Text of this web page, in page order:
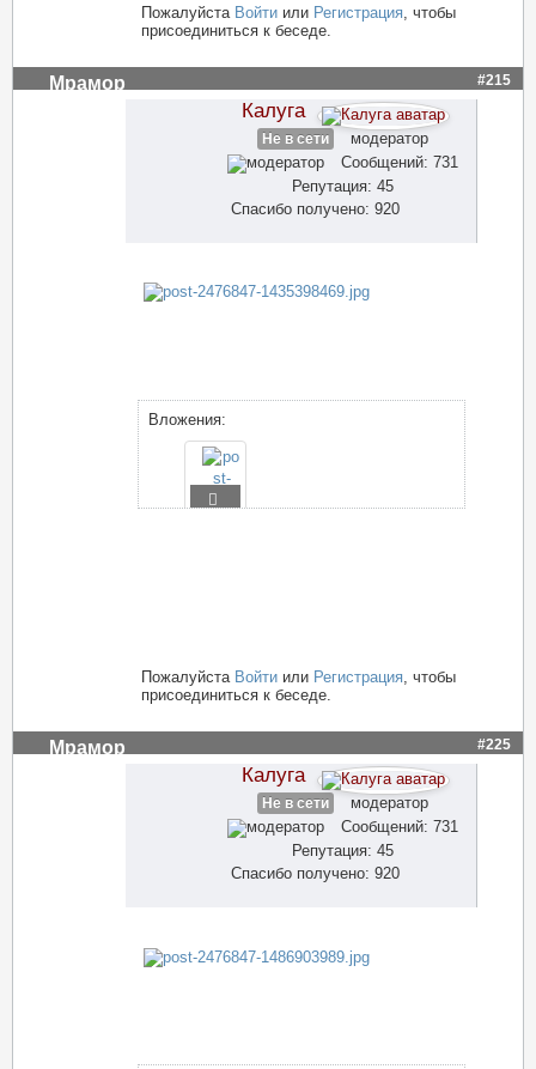
Пожалуйста Войти или Регистрация , чтобы
присоединиться к беседе.
Мрамор #215
Калуга
Не в сети
модератор
Сообщений: 731
Репутация: 45
Спасибо получено: 920
Вложения:
Пожалуйста Войти или Регистрация , чтобы
присоединиться к беседе.
Мрамор #225
Калуга
Не в сети
модератор
Сообщений: 731
Репутация: 45
Спасибо получено: 920